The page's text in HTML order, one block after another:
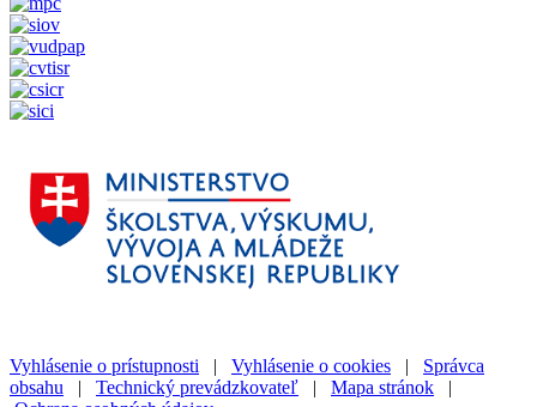
Vyhlásenie o prístupnosti | Vyhlásenie o cookies | Správca
obsahu | Technický prevádzkovateľ | Mapa stránok |